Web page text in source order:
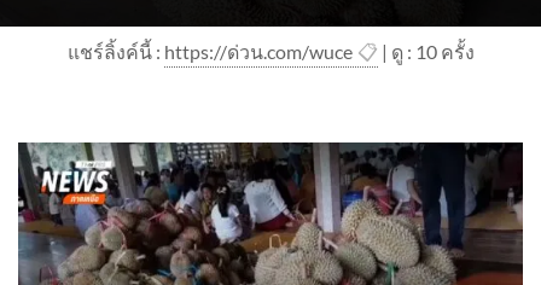
แชร์ลิ้งค์นี้ : https://ด่วน.com/wuce 📋 | ดู : 10ครั้ง